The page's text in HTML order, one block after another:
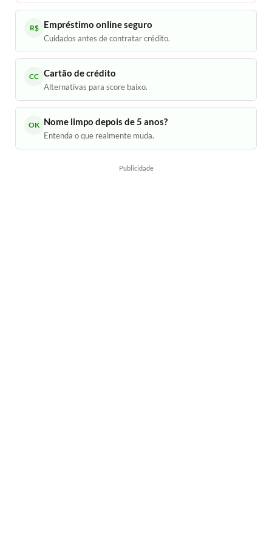
R$ Empréstimo online seguro
Cuidados antes de contratar crédito.
CC Cartão de crédito
Alternativas para score baixo.
OK Nome limpo depois de 5 anos?
Entenda o que realmente muda.
Publicidade